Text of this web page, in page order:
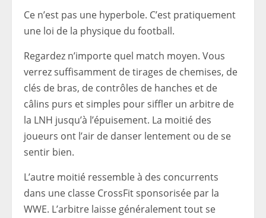
Ce n’est pas une hyperbole. C’est pratiquement
une loi de la physique du football.
Regardez n’importe quel match moyen. Vous
verrez suffisamment de tirages de chemises, de
clés de bras, de contrôles de hanches et de
câlins purs et simples pour siffler un arbitre de
la LNH jusqu’à l’épuisement. La moitié des
joueurs ont l’air de danser lentement ou de se
sentir bien.
L’autre moitié ressemble à des concurrents
dans une classe CrossFit sponsorisée par la
WWE. L’arbitre laisse généralement tout se